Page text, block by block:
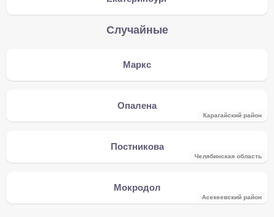
Случайные
Маркс
Опалена
Карагайский район
Постникова
Челябинская область
Мокродол
Асекеевский район